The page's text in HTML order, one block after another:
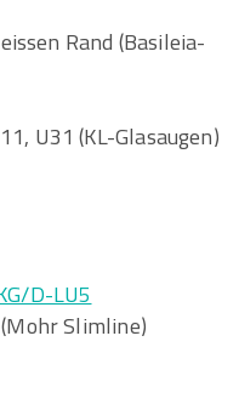
Rand (Basileia-
U31 (KL-Glasaugen)
D-LU5
(Mohr Slimline)